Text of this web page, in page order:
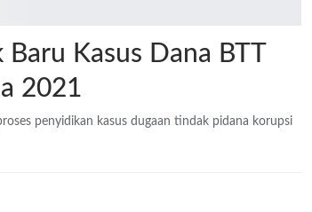
Baru Kasus Dana BTT
2021
penyidikan kasus dugaan tindak pidana korupsi